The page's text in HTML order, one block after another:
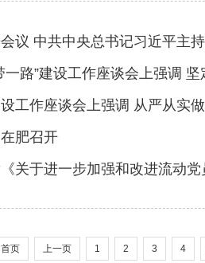
议 中共中央总书记习近平主
”建设工作座谈会上强调 坚定战
工作座谈会上强调 从严从实
肥召开
关于进一步加强和改进流动党
首页 上一页 1 2 3 4